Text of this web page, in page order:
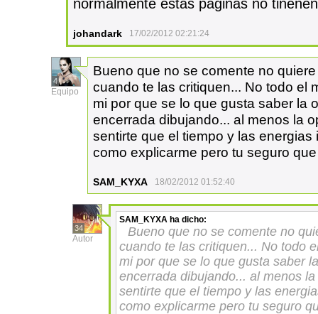
normalmente estas páginas no
johandark 17/02/2012 02:21:24
4
Equipo
Bueno que no se comente no
cuando te las critiquen... No todo el
mi por que se lo que gusta saber la
encerrada dibujando... al menos la
sentirte que el tiempo y las
como explicarme pero tu seguro
SAM_KYXA 18/02/2012 01:52:40
34
Autor
SAM_KYXA ha dicho:
Bueno que no se comente no
cuando te las critiquen... No todo
mi por que se lo que gusta saber
encerrada dibujando... al menos
sentirte que el tiempo y las
como explicarme pero tu seguro